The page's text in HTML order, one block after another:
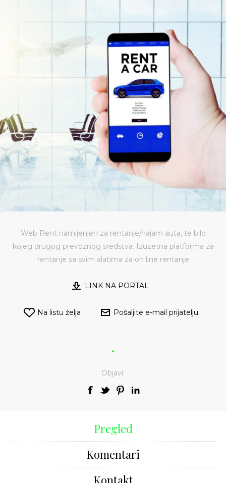
Web Rent namijenjen za rentanje/najam auta, te bilo
kojeg drugog prevoznog sredstva. Izuzetna platforma za
rentanje sa svim alatima za on line rentanje
LINK NA PORTAL
Na listu želja Pošaljite e-mail prijatelju
.
Objavi:
Pregled
Komentari
Kontakt